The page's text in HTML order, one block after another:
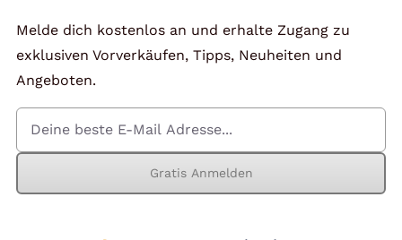
Melde dich kostenlos an und erhalte Zugang zu
exklusiven Vorverkäufen, Tipps, Neuheiten und
Angeboten.
Gratis Anmelden